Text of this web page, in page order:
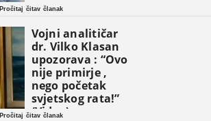
Pročitaj čitav članak
Vojni analitičar
dr. Vilko Klasan
upozorava : “Ovo
nije primirje ,
nego početak
svjetskog rata!”
(Video)
Pročitaj čitav članak